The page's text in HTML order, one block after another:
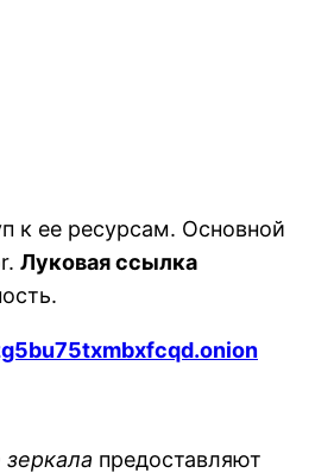
к ее ресурсам. Основной
Луковая ссылка
предоставляют